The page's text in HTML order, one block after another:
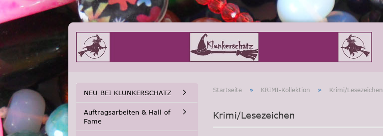
Startseite » KRIMI-Kollektion » Krimi/Lesezeichen
Krimi/Lesezeichen
NEU BEI KLUNKERSCHATZ
Auftragsarbeiten & Hall of
Fame